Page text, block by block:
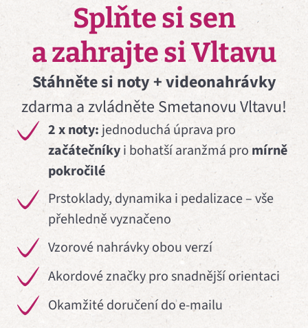
Splňte si sen
a zahrajte si Vltavu
Stáhněte si noty + videonahrávky
zdarma a zvládněte Smetanovu Vltavu!
2 x noty: jednoduchá úprava pro
začátečníkyi bohatší aranžmá pro mírně
pokročilé
Prstoklady, dynamika i pedalizace – vše
přehledně vyznačeno
Vzorové nahrávky obou verzí
Akordové značky pro snadnější orientaci
Okamžité doručení do e-mailu